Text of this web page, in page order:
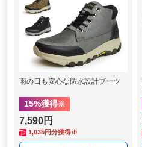
雨の日も安心な防水設計ブーツ
15%獲得※
7,590円
1,035円分獲得※